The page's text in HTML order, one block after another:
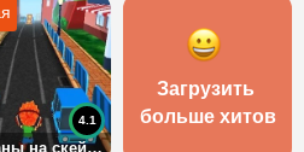
Хулиганы на скейтах
4.1
Загрузить
больше хитов